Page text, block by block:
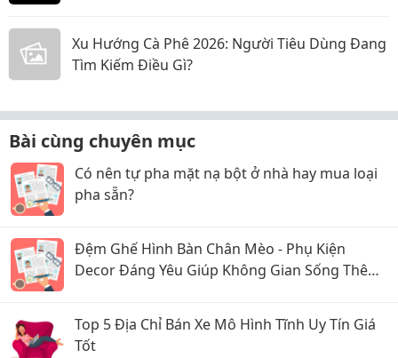
Xu Hướng Cà Phê 2026: Người Tiêu Dùng Đang
Tìm Kiếm Điều Gì?
Bài cùng chuyên mục
Có nên tự pha mặt nạ bột ở nhà hay mua loại
pha sẵn?
Đệm Ghế Hình Bàn Chân Mèo - Phụ Kiện
Decor Đáng Yêu Giúp Không Gian Sống Thêm
Top 5 Địa Chỉ Bán Xe Mô Hình Tĩnh Uy Tín Giá
Tốt